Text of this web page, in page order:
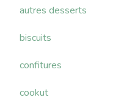
autres desserts
biscuits
confitures
cookut